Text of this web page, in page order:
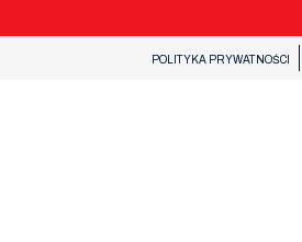
POLITYKA PRYWATNOŚCI